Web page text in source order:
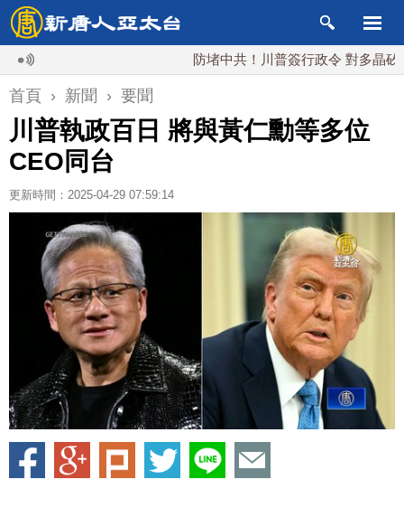
防堵中共！川普簽行政令 對多晶矽課15%
首頁 › 新聞 › 要聞
川普執政百日 將與黃仁勳等多位
CEO同台
更新時間：2025-04-29 07:59:14